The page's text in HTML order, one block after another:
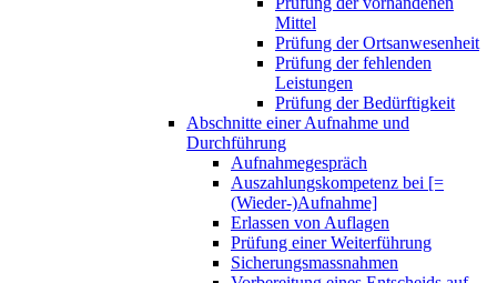
Mittel
Prüfung der Ortsanwesenheit
Prüfung der fehlenden
Leistungen
Prüfung der Bedürftigkeit
Abschnitte einer Aufnahme und
Durchführung
Aufnahmegespräch
Auszahlungskompetenz bei [=
(Wieder-)Aufnahme]
Erlassen von Auflagen
Prüfung einer Weiterführung
Sicherungsmassnahmen